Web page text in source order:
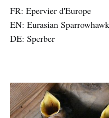
FR: Epervier d'Europe
EN: Eurasian Sparrowhawk
DE: Sperber